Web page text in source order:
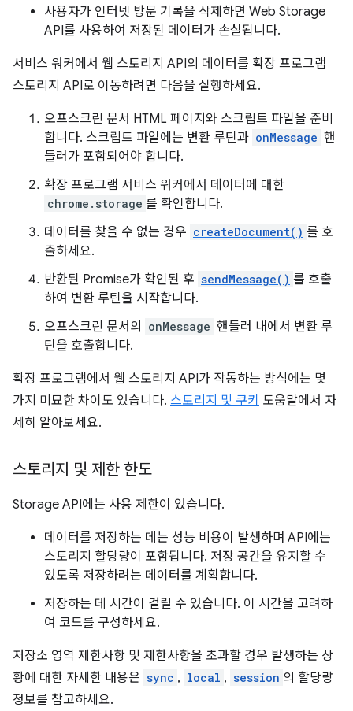
사용자가 인터넷 방문 기록을 삭제하면 Web Storage
API를 사용하여 저장된 데이터가 손실됩니다.
서비스 워커에서 웹 스토리지 API의 데이터를 확장 프로그램
스토리지 API로 이동하려면 다음을 실행하세요.
오프스크린 문서 HTML 페이지와 스크립트 파일을 준비
합니다. 스크립트 파일에는 변환 루틴과 onMessage 핸
들러가 포함되어야 합니다.
확장 프로그램 서비스 워커에서 데이터에 대한
chrome.storage 를 확인합니다.
데이터를 찾을 수 없는 경우 createDocument() 를 호
출하세요.
반환된 Promise가 확인된 후 sendMessage() 를 호출
하여 변환 루틴을 시작합니다.
오프스크린 문서의
onMessage 핸들러 내에서 변환 루
틴을 호출합니다.
확장 프로그램에서 웹 스토리지 API가 작동하는 방식에는 몇
가지 미묘한 차이도 있습니다. 스토리지 및 쿠키 도움말에서 자
세히 알아보세요.
스토리지 및 제한 한도
Storage API에는 사용 제한이 있습니다.
데이터를 저장하는 데는 성능 비용이 발생하며 API에는
스토리지 할당량이 포함됩니다. 저장 공간을 유지할 수
있도록 저장하려는 데이터를 계획합니다.
저장하는 데 시간이 걸릴 수 있습니다. 이 시간을 고려하
여 코드를 구성하세요.
저장소 영역 제한사항 및 제한사항을 초과할 경우 발생하는 상
황에 대한 자세한 내용은 sync , local , session 의 할당량
정보를 참고하세요.